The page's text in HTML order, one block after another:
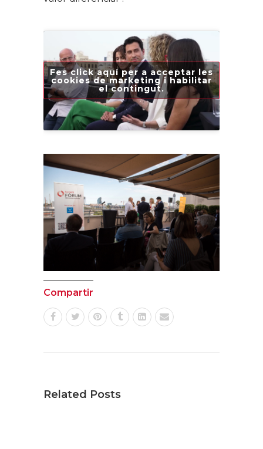
Fes click aquí per a acceptar les
cookies de marketing i habilitar
el contingut.
Compartir
Related Posts